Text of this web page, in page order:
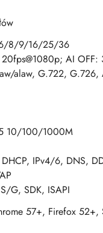
8/9/16/25/36
AI OFF:
alaw, G.722,
10/100/1000M
IPv4/6, DNS,
G, SDK, ISAPI
57+, Firefox